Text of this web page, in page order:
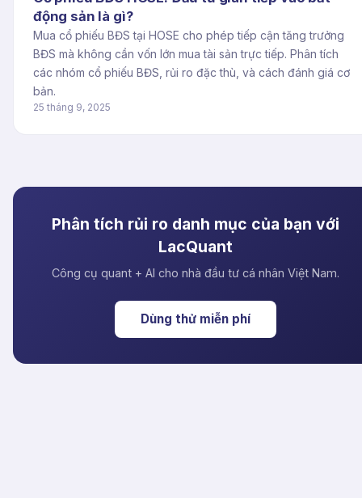
động sản là gì?
Mua cổ phiếu BĐS tại HOSE cho phép tiếp cận tăng trưởng
BĐS mà không cần vốn lớn mua tài sản trực tiếp. Phân tích
các nhóm cổ phiếu BĐS, rủi ro đặc thù, và cách đánh giá cơ
bản.
25 tháng 9, 2025
Phân tích rủi ro danh mục của bạn với
LacQuant
Công cụ quant + AI cho nhà đầu tư cá nhân Việt Nam.
Dùng thử miễn phí